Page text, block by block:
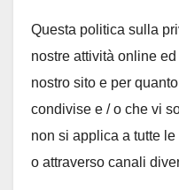
Questa politica sulla
nostre attività online
nostro sito e per
condivise e / o che vi
non si applica a tutte
o attraverso canali